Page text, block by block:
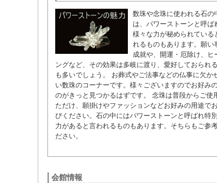
数珠や念珠に使われる石の
は、パワーストーンと呼ば
様々な力が秘められている
れるものもあります。願い
成就や、開運・厄除け、ヒ
ングなど、その効果は多岐に渡り、愛好しておられ
も多いでしょう。 お葬式やご法事などの仏事に欠か
い数珠のコーナーです。様々ございますのでお好み
のがきっと見つかるはずです。 念珠は普段からご使
ただけ、願掛けやファッションなどお好みの用途で
びください。石の中にはパワーストーンと呼ばれ特
力があると言われるものもあります。そちらもご参
ださい。
会館情報